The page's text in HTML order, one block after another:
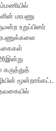
மரபணு
உறுப்பினர்
மூன்றாங்கட்ட